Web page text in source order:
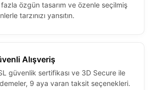
özgün tasarım ve özenle seçilmiş
tarzınızı yansıtın.
Alışveriş
güvenlik sertifikası ve 3D Secure ile
9 aya varan taksit seçenekleri.